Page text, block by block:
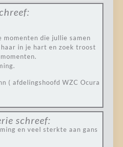
momenten die jullie samen
in je hart en zoek troost
( afdelingshoofd WZC Ocura
schreef:
en veel sterkte aan gans